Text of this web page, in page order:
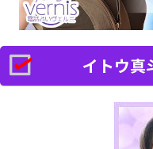
イトウ真